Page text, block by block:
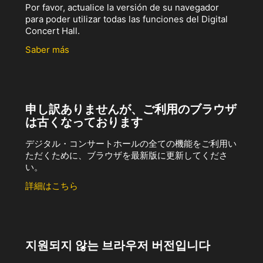
Por favor, actualice la versión de su navegador
para poder utilizar todas las funciones del Digital
Concert Hall.
Saber más
申し訳ありませんが、ご利用のブラウザ
は古くなっております
デジタル・コンサートホールの全ての機能をご利用い
ただくために、ブラウザを最新版に更新してくださ
い。
詳細はこちら
지원되지 않는 브라우저 버전입니다